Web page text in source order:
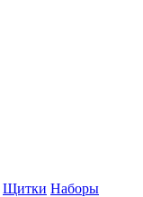
Щитки Наборы